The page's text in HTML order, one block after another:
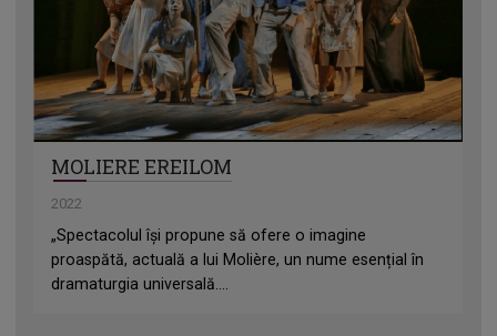
MOLIERE EREILOM
2022
„Spectacolul își propune să ofere o imagine
proaspătă, actuală a lui Molière, un nume esențial în
dramaturgia universală....